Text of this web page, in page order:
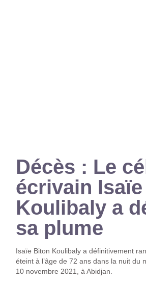
Décès : Le
écrivain
Koulibaly a
sa plume
Isaïe Biton Koulibaly a définitivement
éteint à l’âge de 72 ans dans la nuit du
10 novembre 2021, à Abidjan.